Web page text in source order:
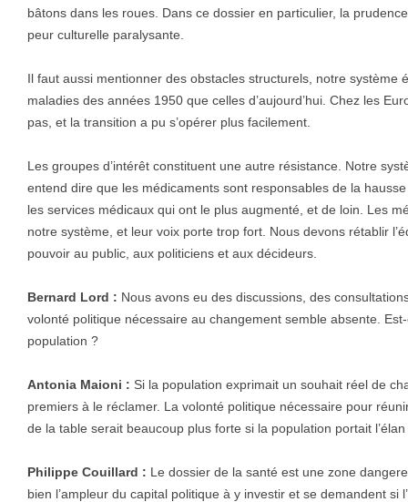
bâtons dans les roues. Dans ce dossier en particulier, la
peur culturelle paralysante.
Il faut aussi mentionner des obstacles structurels, notre système
maladies des années 1950 que celles d’aujourd’hui. Chez les
pas, et la transition a pu s’opérer plus facilement.
Les groupes d’intérêt constituent une autre résistance. Notre
entend dire que les médicaments sont responsables de la
les services médicaux qui ont le plus augmenté, et de loin. Les
notre système, et leur voix porte trop fort. Nous devons rétablir
pouvoir au public, aux politiciens et aux décideurs.
Bernard Lord : Nous avons eu des discussions, des
volonté politique nécessaire au changement semble absente.
population ?
Antonia Maioni : Si la population exprimait un souhait réel de
premiers à le réclamer. La volonté politique nécessaire pour
de la table serait beaucoup plus forte si la population portait
Philippe Couillard : Le dossier de la santé est une zone
bien l’ampleur du capital politique à y investir et se demandent si